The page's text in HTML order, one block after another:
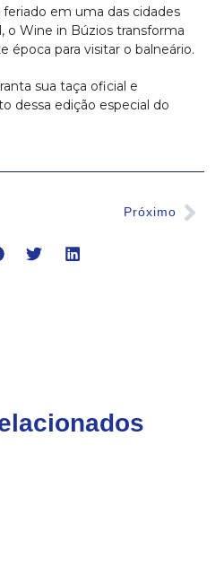
em uma das cidades
o Wine in Búzios transforma
época para visitar o balneário.
sua taça oficial e
dessa edição especial do
Próximo